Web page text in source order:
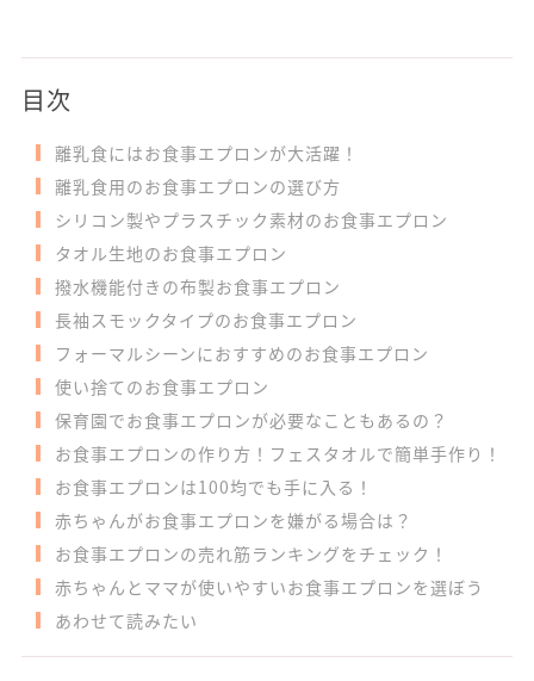
目次
離乳食にはお食事エプロンが大活躍！
離乳食用のお食事エプロンの選び方
シリコン製やプラスチック素材のお食事エプロン
タオル生地のお食事エプロン
撥水機能付きの布製お食事エプロン
長袖スモックタイプのお食事エプロン
フォーマルシーンにおすすめのお食事エプロン
使い捨てのお食事エプロン
保育園でお食事エプロンが必要なこともあるの？
お食事エプロンの作り方！フェスタオルで簡単手作り！
お食事エプロンは100均でも手に入る！
赤ちゃんがお食事エプロンを嫌がる場合は？
お食事エプロンの売れ筋ランキングをチェック！
赤ちゃんとママが使いやすいお食事エプロンを選ぼう
あわせて読みたい